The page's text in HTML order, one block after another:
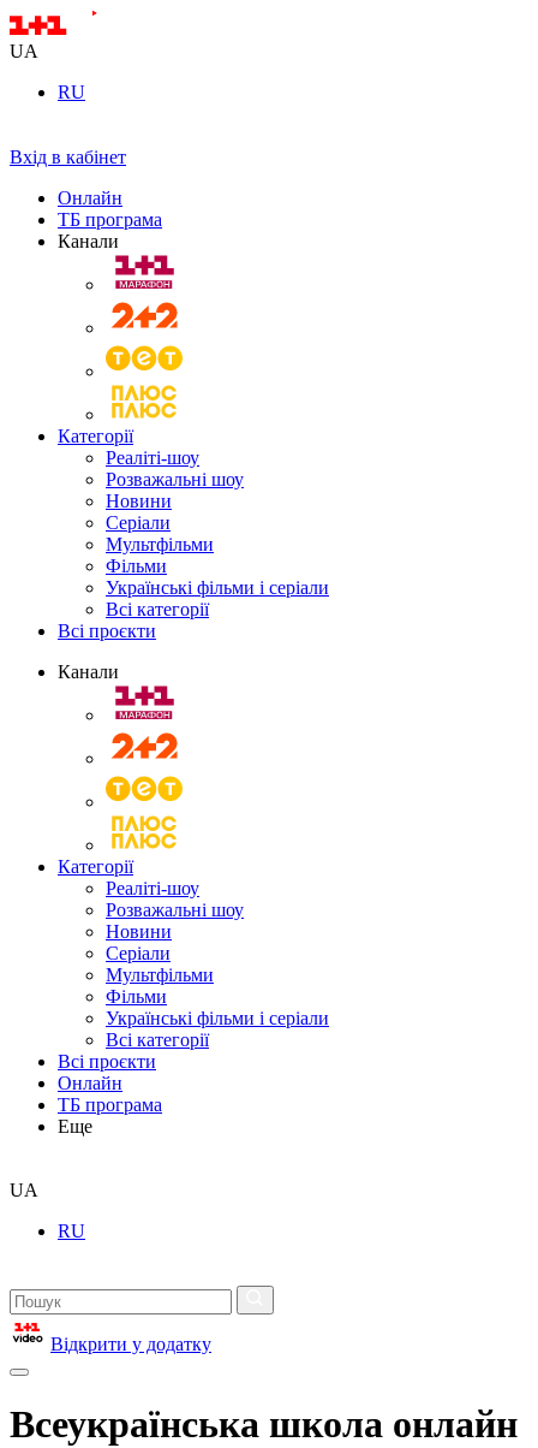
UA
RU
Вхід в кабінет
Онлайн
ТБ програма
Канали
Категорії
Реаліті-шоу
Розважальні шоу
Новини
Серіали
Мультфільми
Фільми
Українські фільми і серіали
Всі категорії
Всі проєкти
Канали
Категорії
Реаліті-шоу
Розважальні шоу
Новини
Серіали
Мультфільми
Фільми
Українські фільми і серіали
Всі категорії
Всі проєкти
Онлайн
ТБ програма
Еще
UA
RU
Відкрити у додатку
Всеукраїнська школа онлайн